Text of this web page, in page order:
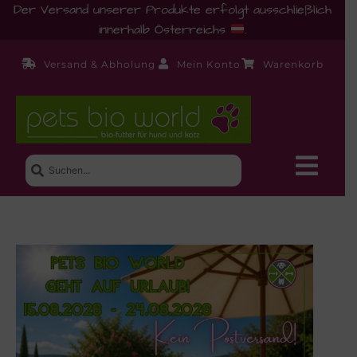
Der Versand unserer Produkte erfolgt ausschließlich
innerhalb Österreichs
.
Versand & Abholung Mein Konto Warenkorb
Neue Produkte
Shop
Ernährungsberatung!
Startseite